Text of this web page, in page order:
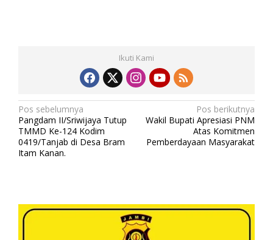
Ikuti Kami
N
a
v
i
s
Pos sebelumnya
Pangdam II/Sriwijaya Tutup
TMMD Ke-124 Kodim
0419/Tanjab di Desa Bram
Itam Kanan.
Pos berikutnya
Wakil Bupati Apresiasi PNM
Atas Komitmen
Pemberdayaan Masyarakat